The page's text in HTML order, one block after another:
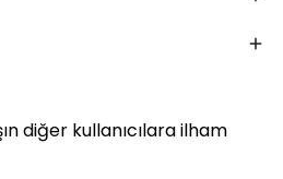
diğer kullanıcılara ilham